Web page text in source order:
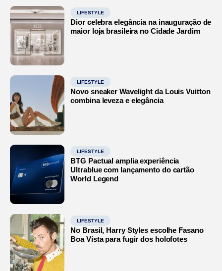
LIFESTYLE
Dior celebra elegância na inauguração de
maior loja brasileira no Cidade Jardim
LIFESTYLE
Novo sneaker Wavelight da Louis Vuitton
combina leveza e elegância
LIFESTYLE
BTG Pactual amplia experiência
Ultrablue com lançamento do cartão
World Legend
LIFESTYLE
No Brasil, Harry Styles escolhe Fasano
Boa Vista para fugir dos holofotes